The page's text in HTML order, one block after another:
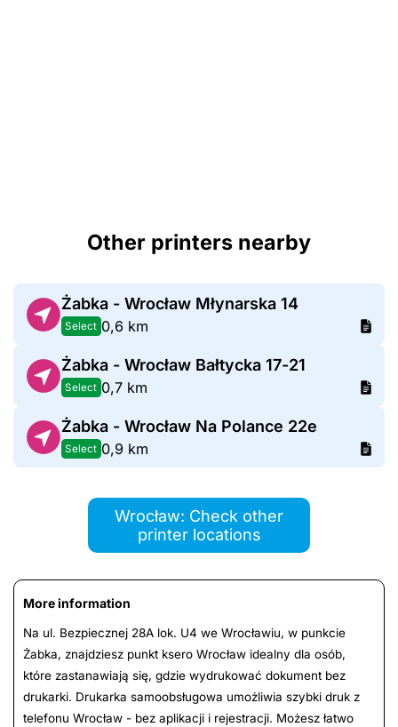
Other printers nearby
Żabka - Wrocław Młynarska 14
Select 0,6 km
Żabka - Wrocław Bałtycka 17-21
Select 0,7 km
Żabka - Wrocław Na Polance 22e
Select 0,9 km
Wrocław: Check other
printer locations
More information
Na ul. Bezpiecznej 28A lok. U4 we Wrocławiu, w punkcie
Żabka, znajdziesz punkt ksero Wrocław idealny dla osób,
które zastanawiają się, gdzie wydrukować dokument bez
drukarki. Drukarka samoobsługowa umożliwia szybki druk z
telefonu Wrocław - bez aplikacji i rejestracji. Możesz łatwo